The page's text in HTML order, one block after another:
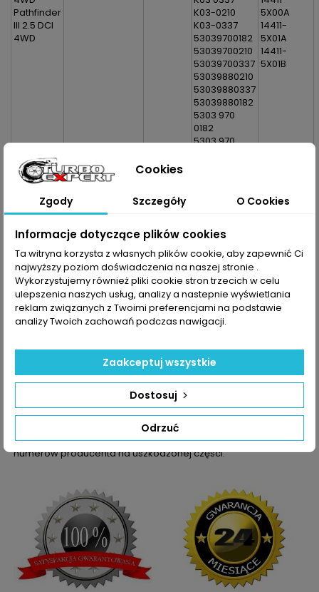
Pathfinder
III 2.5 DCI
4WD
K03-0210
K03-0337
53039700182
53039700210
53039700337
53039880210
53039880337
53039880182
5303 970
0182
5303 970
0337
0182
5303-970-
0182
5303-970-
0210
5303-970-
5303-988-
0210
5303-988-
0337
5X00A
14411-
5X01A
14411-
5X01B
Dane zawarte w tabeli mogą odbiegać od rzeczywistości.
Dokładamy wszelkich starań aby jednak tak nie było.
Najlepszym kryterium doboru części jest sprawdzenie
numerów producenta na uszkodzonej części.
Cookies
Zgody Szczegóły O Cookies
Informacje dotyczące plików cookies
Ta witryna korzysta z własnych plików cookie, aby zapewnić Ci
najwyższy poziom doświadczenia na naszej stronie .
Wykorzystujemy również pliki cookie stron trzecich w celu
ulepszenia naszych usług, analizy a nastepnie wyświetlania
reklam związanych z Twoimi preferencjami na podstawie
analizy Twoich zachowań podczas nawigacji.
Odrzuć
Dostosuj
Zaakceptuj wszystkie